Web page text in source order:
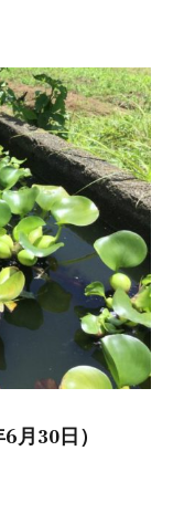
月30日）